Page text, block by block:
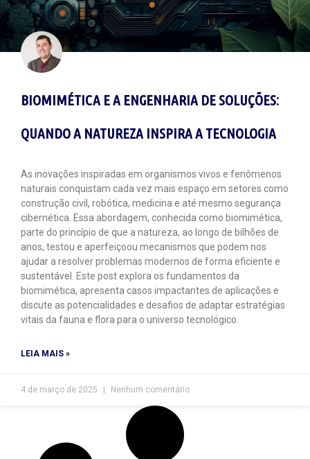
BIOMIMÉTICA E A ENGENHARIA DE SOLUÇÕES:
QUANDO A NATUREZA INSPIRA A TECNOLOGIA
As inovações inspiradas em organismos vivos e fenômenos
naturais conquistam cada vez mais espaço em setores como
construção civil, robótica, medicina e até mesmo segurança
cibernética. Essa abordagem, conhecida como biomimética,
parte do princípio de que a natureza, ao longo de bilhões de
anos, testou e aperfeiçoou mecanismos que podem nos
ajudar a resolver problemas modernos de forma eficiente e
sustentável. Este post explora os fundamentos da
biomimética, apresenta casos impactantes de aplicações e
discute as potencialidades e desafios de adaptar estratégias
vitais da fauna e flora para o universo tecnológico.
LEIA MAIS »
4 de março de 2025 Nenhum comentário